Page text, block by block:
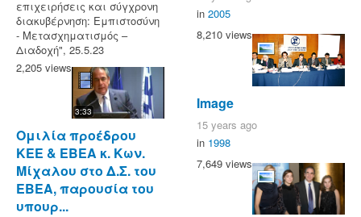
επιχειρήσεις και σύγχρονη
διακυβέρνηση: Εμπιστοσύνη
- Μετασχηματισμός –
Διαδοχή", 25.5.23
2,205 views
3:33
Ομιλία προέδρου
ΚΕΕ & ΕΒΕΑ κ. Κων.
Μίχαλου στο Δ.Σ. του
ΕΒΕΑ, παρουσία του
υπουρ...
in 2005
8,210 views
Image
15 years ago
in 1998
7,649 views